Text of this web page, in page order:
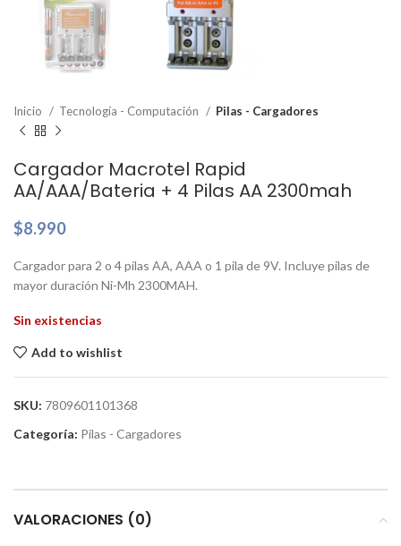
Inicio Tecnología - Computación Pilas - Cargadores
Cargador Macrotel Rapid
AA/AAA/Bateria + 4 Pilas AA 2300mah
$8.990
Cargador para 2 o 4 pilas AA, AAA o 1 pila de 9V. Incluye pilas de
mayor duración Ni-Mh 2300MAH.
Sin existencias
Add to wishlist
SKU: 7809601101368
Categoría: Pilas - Cargadores
VALORACIONES (0)